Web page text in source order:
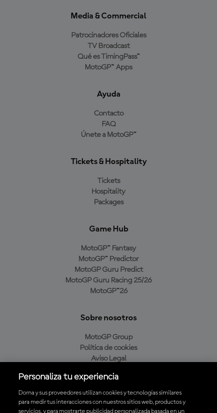
Media & Commercial
Patrocinadores Oficiales
TV Broadcast
Qué es TimingPass™
MotoGP™ Apps
Ayuda
Contacto
FAQ
Únete a MotoGP™
Tickets & Hospitality
Tickets
Hospitality
Packages
Game Hub
MotoGP™ Fantasy
MotoGP™ Predictor
MotoGP Guru Predict
MotoGP Guru Racing 25/26
MotoGP™26
Sobre nosotros
MotoGP Group
Política de cookies
Aviso Legal
Política de compra
Personaliza tu experiencia
Dorna y sus proveedores utilizan cookies y tecnologías similares
para medir tus interacciones con nuestros sitios web, productos y
servicios, y para mostrarte publicidad personalizada basada en un